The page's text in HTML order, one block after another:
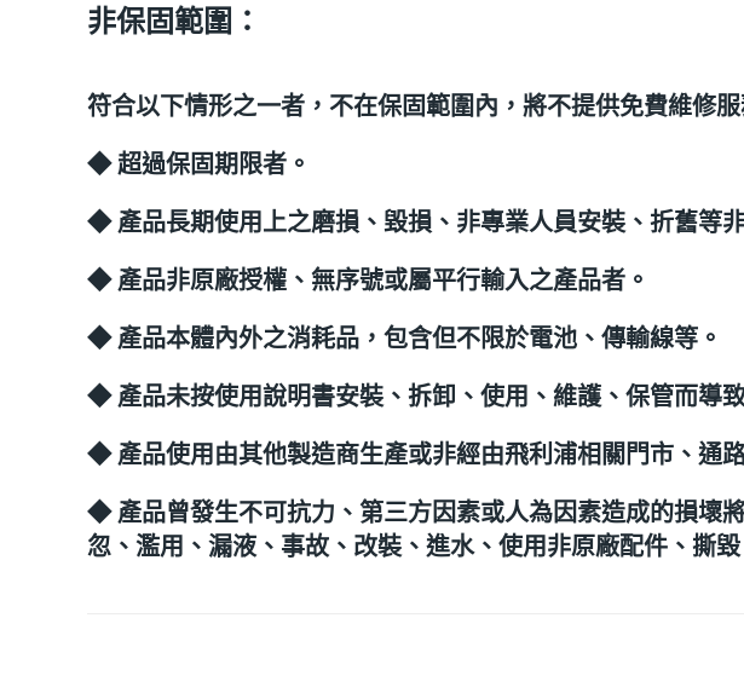
非保固範圍：
符合以下情形之一者，不在保固範圍內，將不提供免費維修服
◆ 超過保固期限者。
◆ 產品長期使用上之磨損、毀損、非專業人員安裝、折舊等
◆ 產品非原廠授權、無序號或屬平行輸入之產品者。
◆ 產品本體內外之消耗品，包含但不限於電池、傳輸線等。
◆ 產品未按使用說明書安裝、拆卸、使用、維護、保管而導
◆ 產品使用由其他製造商生產或非經由飛利浦相關門市、通
◆ 產品曾發生不可抗力、第三方因素或人為因素造成的損壞
忽、濫用、漏液、事故、改裝、進水、使用非原廠配件、撕